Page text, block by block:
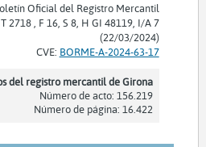
Oficial del Registro Mercantil
2718 , F 16, S 8, H GI 48119, I/A 7
(22/03/2024)
CVE: BORME-A-2024-63-17
del registro mercantil de Girona
Número de acto: 156.219
Número de página: 16.422